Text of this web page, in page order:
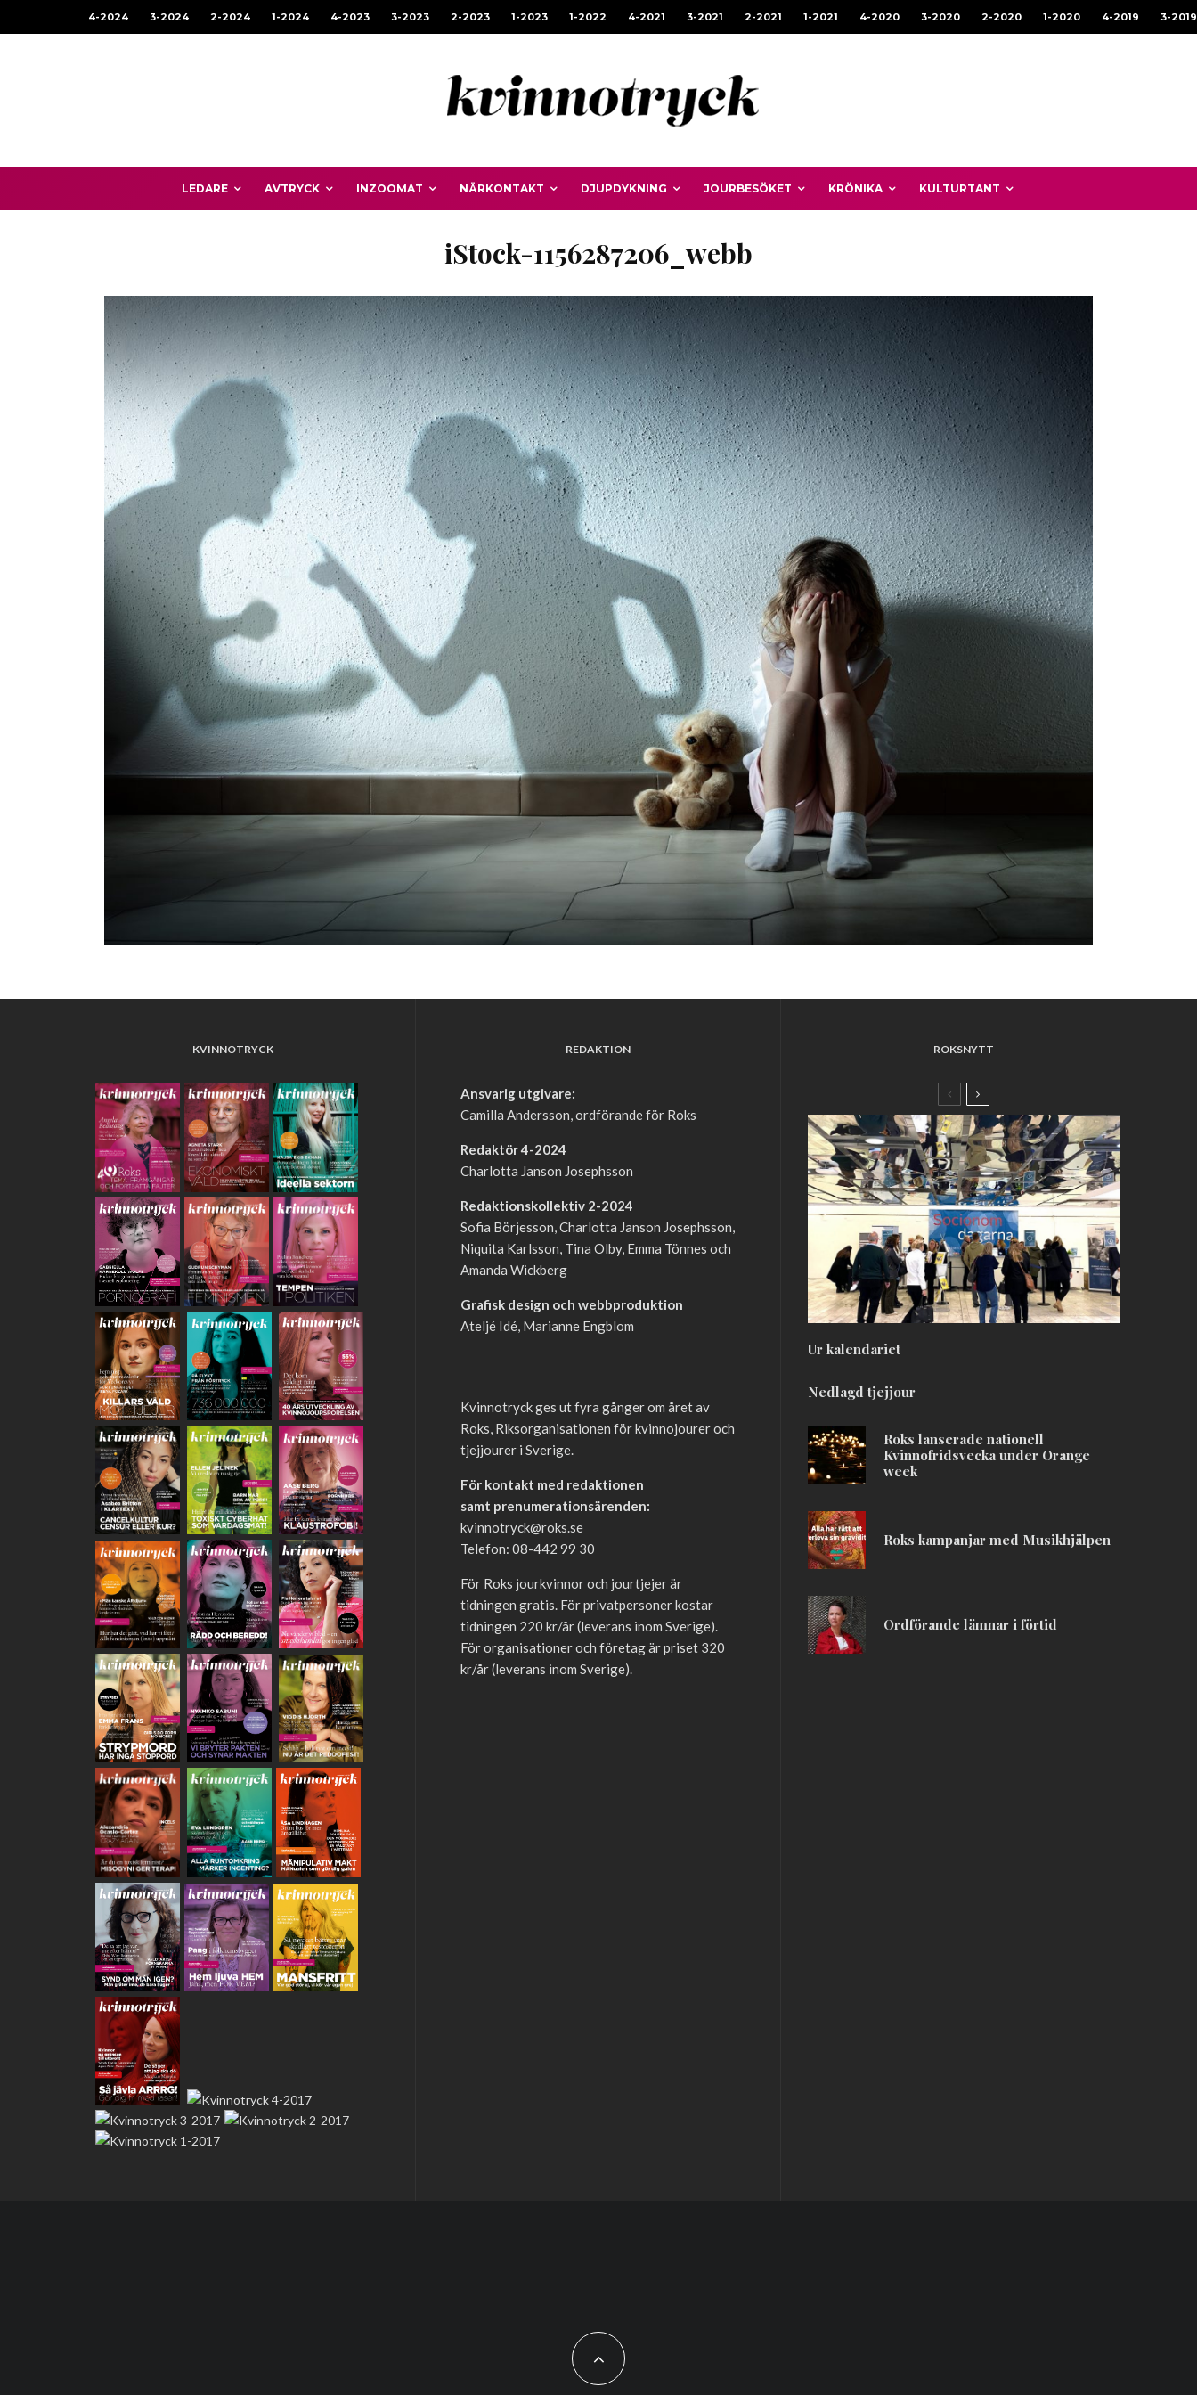
4-2024 3-2024 2-2024 1-2024 4-2023 3-2023 2-2023 1-2023 1-2022 4-2021 3-2021 2-2021 1-2021 4-2020 3-2020 2-2020 1-2020 4-2019 3-2019
LEDARE AVTRYCK INZOOMAT NÄRKONTAKT DJUPDYKNING JOURBESÖKET KRÖNIKA KULTURTANT
iStock-1156287206_webb
KVINNOTRYCK REDAKTION
Ansvarig utgivare:
Camilla Andersson, ordförande för Roks
Redaktör 4-2024
Charlotta Janson Josephsson
Redaktionskollektiv 2-2024
Sofia Börjesson, Charlotta Janson Josephsson,
Niquita Karlsson, Tina Olby, Emma Tönnes och
Amanda Wickberg
Grafisk design och webbproduktion
Ateljé Idé, Marianne Engblom
Kvinnotryck ges ut fyra gånger om året av
Roks, Riksorganisationen för kvinnojourer och
tjejjourer i Sverige.
För kontakt med redaktionen
samt prenumerationsärenden:
kvinnotryck@roks.se
Telefon: 08-442 99 30
För Roks jourkvinnor och jourtjejer är
tidningen gratis. För privatpersoner kostar
tidningen 220 kr/år (leverans inom Sverige).
För organisationer och företag är priset 320
kr/år (leverans inom Sverige).
ROKSNYTT
Ur kalendariet
Nedlagd tjejjour
Roks lanserade nationell
Kvinnofridsvecka under Orange
week
Roks kampanjar med Musikhjälpen
Ordförande lämnar i förtid